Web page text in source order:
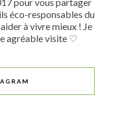
éco-responsables du
à vivre mieux ! Je
agréable visite ♡